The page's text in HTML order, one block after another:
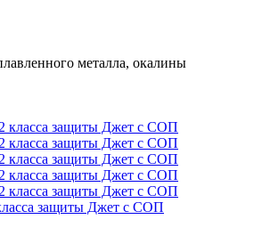
металла, окалины
защиты Джет с СОП